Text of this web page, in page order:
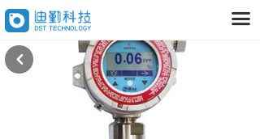
끀
首页
产品中心
气体传感器
낒